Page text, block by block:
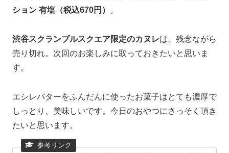
ション 有塩（税込670円）
。
渋谷スクランブルスクエア限定のカヌレは、残念ながら
売り切れ。次回のお楽しみに取っておきたいと思いま
す。
エシレバターをふんだんに使ったお菓子はとても濃厚で
しっとり、美味しいです。今日のおやつにさっそく頂き
たいと思います。